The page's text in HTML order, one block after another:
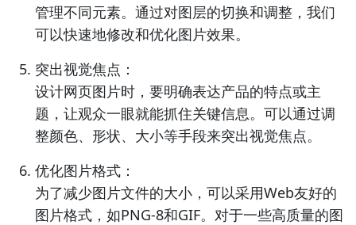
管理不同元素。通过对图层的切换和调整，我们
可以快速地修改和优化图片效果。
突出视觉焦点：
设计网页图片时，要明确表达产品的特点或主
题，让观众一眼就能抓住关键信息。可以通过调
整颜色、形状、大小等手段来突出视觉焦点。
优化图片格式：
为了减少图片文件的大小，可以采用Web友好的
图片格式，如PNG-8和GIF。对于一些高质量的图